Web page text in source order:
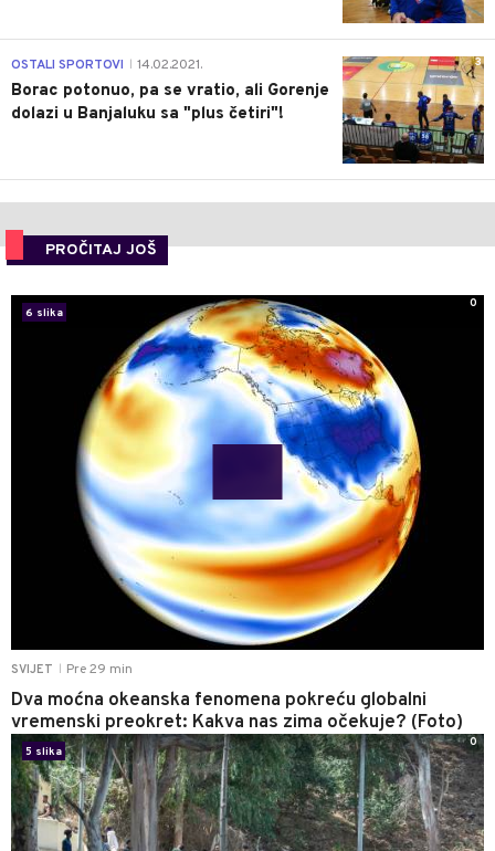
3
OSTALI SPORTOVI 14.02.2021.
Borac potonuo, pa se vratio, ali Gorenje
dolazi u Banjaluku sa "plus četiri"!
PROČITAJ JOŠ
SVIJET Pre 29 min
Dva moćna okeanska fenomena pokreću globalni
vremenski preokret: Kakva nas zima očekuje? (Foto)
6 slika
0
5 slika
0